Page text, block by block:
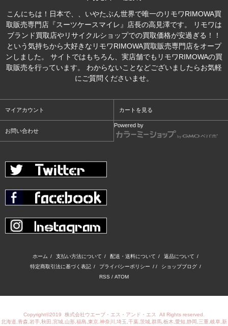
こんにちは！日本で、、いやたぶん世界で唯一のリモワRIMOWA買
取販売専門店『スーツケースマイレ』店長の高見澤です。 リモワは
ブランド買取店やリサイクルショップでの買取価格が安過ぎる！！
という気持ちから大好きなリモワRIMOWA買取販売専門店をオープ
ンしました。 サイトではもちろん、実店舗でもリモワRIMOWAの買
取販売を行っています。 わからないことなどございましたらお気軽
にご質問くださいませ。
マイアカウント カートを見る
お問い合わせ
Powered by
ホーム / 支払い方法について / 配送・送料について / 返品について /
特定商取引法に基づく表記 / プライバシーポリシー / / ショップブログ /
RSS / ATOM
Copyright©2019 株式会社ウエーブ・エス・アンド・エス
All Rights reserved.
北海道,青森,岩手,秋田,宮城,山形,福島,東京,神奈川,埼玉,千葉,茨城,群馬,栃木,愛知,静岡,三重,岐阜,新